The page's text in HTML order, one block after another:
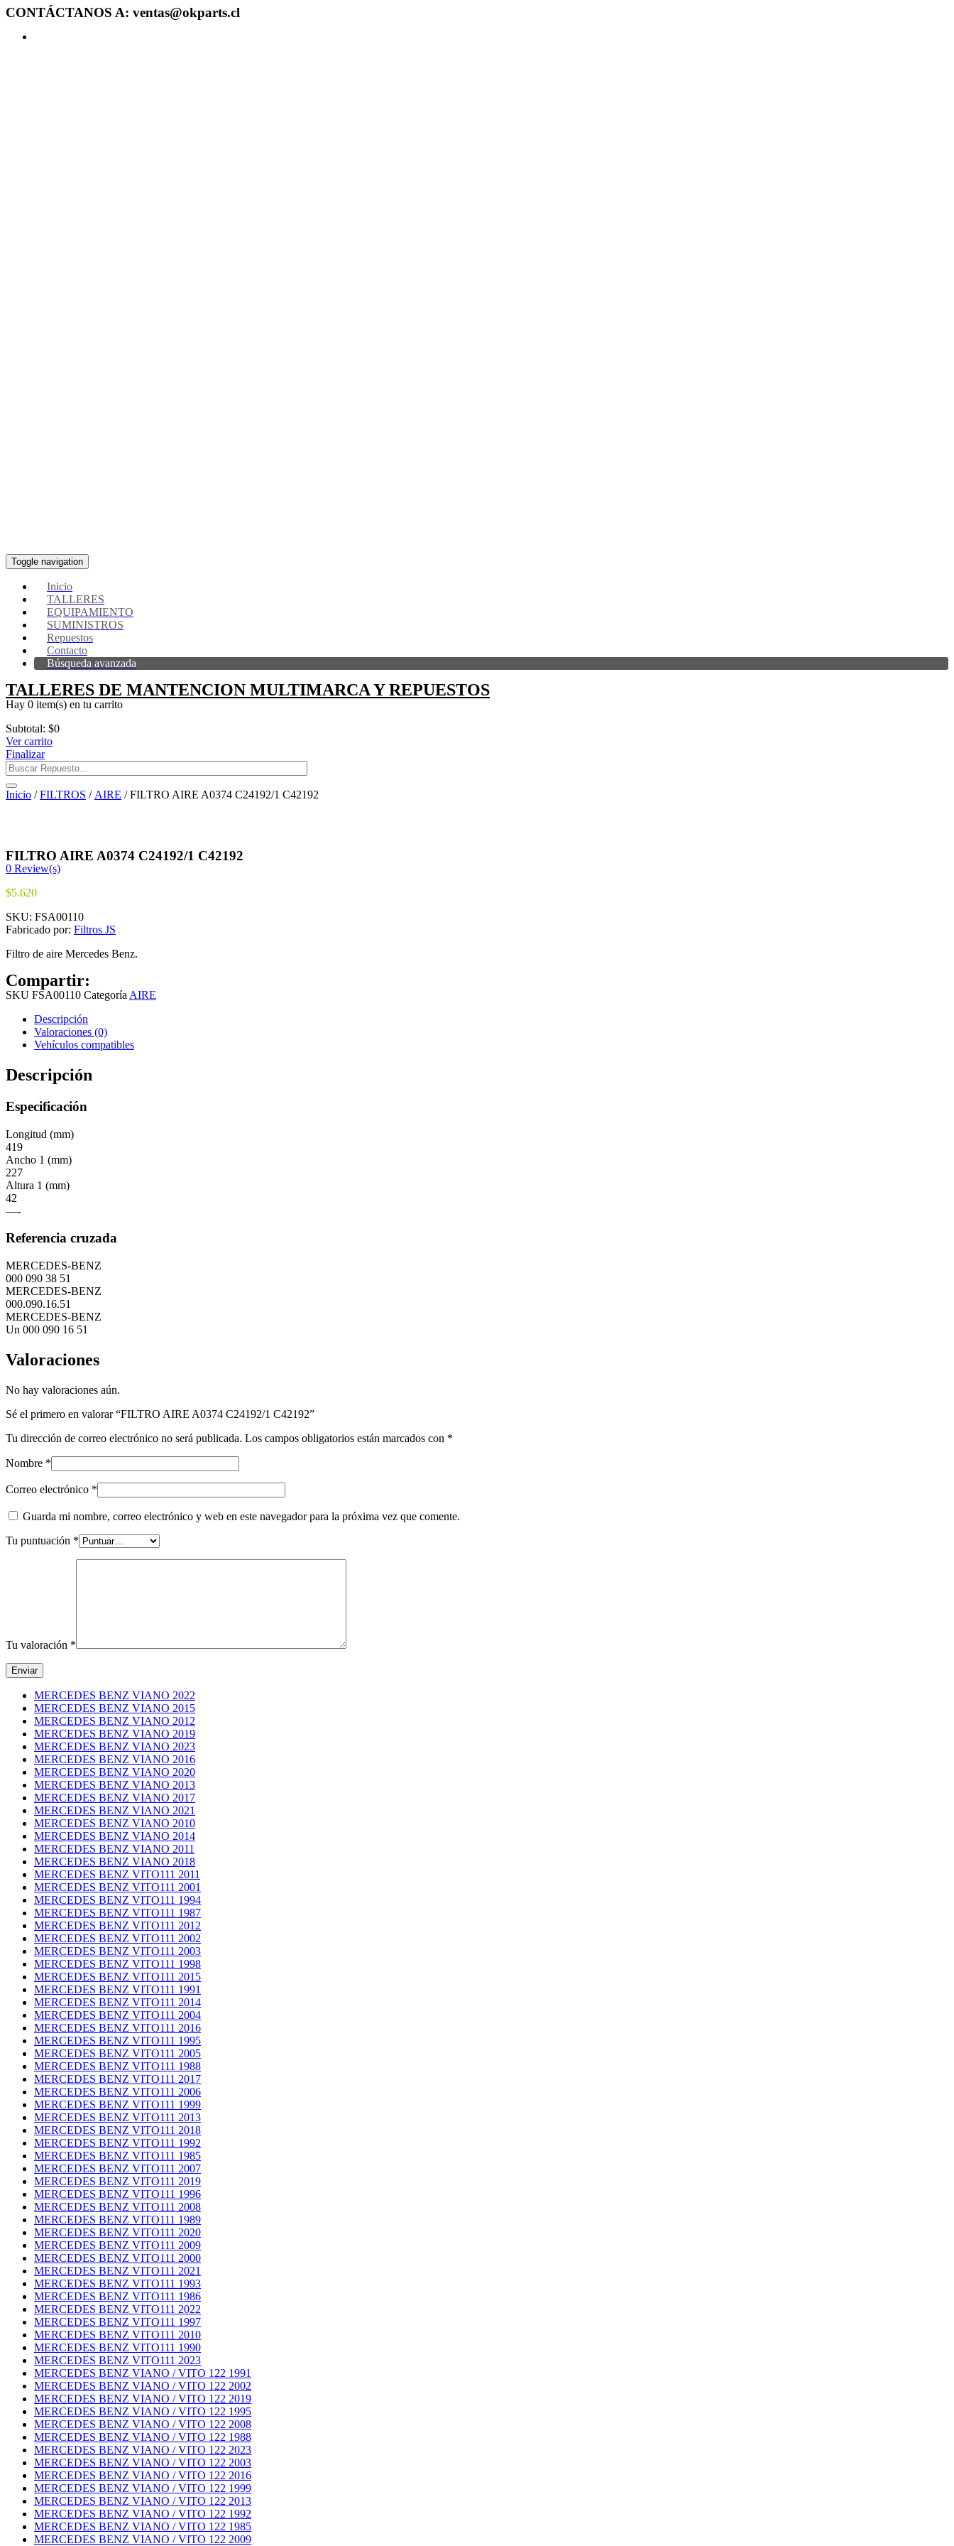
CONTÁCTANOS A: ventas@okparts.cl
Toggle navigation
Inicio
TALLERES
EQUIPAMIENTO
SUMINISTROS
Repuestos
Contacto
Búsqueda avanzada
TALLERES DE MANTENCION MULTIMARCA Y REPUESTOS
Hay 0 item(s) en tu carrito
Subtotal: $0
Ver carrito
Finalizar
Inicio /FILTROS / AIRE / FILTRO AIRE A0374 C24192/1 C42192
FILTRO AIRE A0374 C24192/1 C42192
0 Review(s)
$5.620
SKU: FSA00110
Fabricado por: Filtros JS
Filtro de aire Mercedes Benz.
Compartir:
SKU FSA00110 Categoría AIRE
Descripción
Valoraciones (0)
Vehículos compatibles
Descripción
Especificación
Longitud (mm)
419
Ancho 1 (mm)
227
Altura 1 (mm)
42
—-
Referencia cruzada
MERCEDES-BENZ
000 090 38 51
MERCEDES-BENZ
000.090.16.51
MERCEDES-BENZ
Un 000 090 16 51
Valoraciones
No hay valoraciones aún.
Sé el primero en valorar “FILTRO AIRE A0374 C24192/1 C42192”
Tu dirección de correo electrónico no será publicada. Los campos obligatorios están marcados con *
Nombre *
Correo electrónico *
Guarda mi nombre, correo electrónico y web en este navegador para la próxima vez que comente.
Tu puntuación *
Tu valoración *
MERCEDES BENZ VIANO 2022
MERCEDES BENZ VIANO 2015
MERCEDES BENZ VIANO 2012
MERCEDES BENZ VIANO 2019
MERCEDES BENZ VIANO 2023
MERCEDES BENZ VIANO 2016
MERCEDES BENZ VIANO 2020
MERCEDES BENZ VIANO 2013
MERCEDES BENZ VIANO 2017
MERCEDES BENZ VIANO 2021
MERCEDES BENZ VIANO 2010
MERCEDES BENZ VIANO 2014
MERCEDES BENZ VIANO 2011
MERCEDES BENZ VIANO 2018
MERCEDES BENZ VITO111 2011
MERCEDES BENZ VITO111 2001
MERCEDES BENZ VITO111 1994
MERCEDES BENZ VITO111 1987
MERCEDES BENZ VITO111 2012
MERCEDES BENZ VITO111 2002
MERCEDES BENZ VITO111 2003
MERCEDES BENZ VITO111 1998
MERCEDES BENZ VITO111 2015
MERCEDES BENZ VITO111 1991
MERCEDES BENZ VITO111 2014
MERCEDES BENZ VITO111 2004
MERCEDES BENZ VITO111 2016
MERCEDES BENZ VITO111 1995
MERCEDES BENZ VITO111 2005
MERCEDES BENZ VITO111 1988
MERCEDES BENZ VITO111 2017
MERCEDES BENZ VITO111 2006
MERCEDES BENZ VITO111 1999
MERCEDES BENZ VITO111 2013
MERCEDES BENZ VITO111 2018
MERCEDES BENZ VITO111 1992
MERCEDES BENZ VITO111 1985
MERCEDES BENZ VITO111 2007
MERCEDES BENZ VITO111 2019
MERCEDES BENZ VITO111 1996
MERCEDES BENZ VITO111 2008
MERCEDES BENZ VITO111 1989
MERCEDES BENZ VITO111 2020
MERCEDES BENZ VITO111 2009
MERCEDES BENZ VITO111 2000
MERCEDES BENZ VITO111 2021
MERCEDES BENZ VITO111 1993
MERCEDES BENZ VITO111 1986
MERCEDES BENZ VITO111 2022
MERCEDES BENZ VITO111 1997
MERCEDES BENZ VITO111 2010
MERCEDES BENZ VITO111 1990
MERCEDES BENZ VITO111 2023
MERCEDES BENZ VIANO / VITO 122 1991
MERCEDES BENZ VIANO / VITO 122 2002
MERCEDES BENZ VIANO / VITO 122 2019
MERCEDES BENZ VIANO / VITO 122 1995
MERCEDES BENZ VIANO / VITO 122 2008
MERCEDES BENZ VIANO / VITO 122 1988
MERCEDES BENZ VIANO / VITO 122 2023
MERCEDES BENZ VIANO / VITO 122 2003
MERCEDES BENZ VIANO / VITO 122 2016
MERCEDES BENZ VIANO / VITO 122 1999
MERCEDES BENZ VIANO / VITO 122 2013
MERCEDES BENZ VIANO / VITO 122 1992
MERCEDES BENZ VIANO / VITO 122 1985
MERCEDES BENZ VIANO / VITO 122 2009